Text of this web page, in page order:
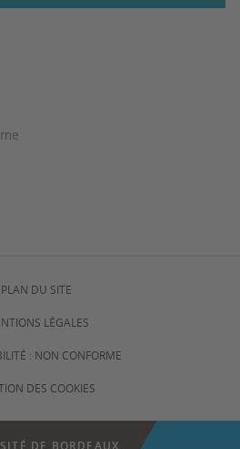
PLAN DU SITE
LÉGALES
: NON CONFORME
DES COOKIES
DE BORDEAUX